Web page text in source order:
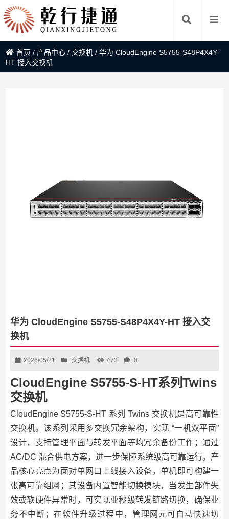
首页 / 产品中心 / 交换机 /华为 CloudEngine S5755-S48P4X4Y-
HT 接入交换机
华为 CloudEngine S5755-S48P4X4Y-HT 接入交
换机
2026/05/21 交换机 473 0
CloudEngine S5755-S-HT系列Twins
交换机
CloudEngine S5755-S-HT 系列 Twins 交换机是高可靠性
交换机。该系列采用多交换冗余架构，实现 “一机双平面”
设计，支持管理平面与转发平面等均冗余备份工作；通过
AC/DC 混合供电方案，进一步保障系统级高可靠运行。产
品核心亮点为面对单网口上线接入设备，单机即可构建一
张高可靠组网；其设备内置智能切换模块，当发生部件失
效或软硬件异常时，可实现亚秒级转发链路切换，确保业
务不中断；在软件升级过程中，管理网元可自动快速切